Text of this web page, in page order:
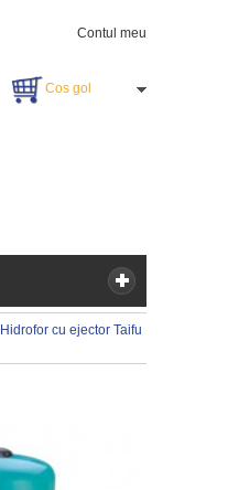
Contul meu
Cos gol
Hidrofor cu ejector Taifu